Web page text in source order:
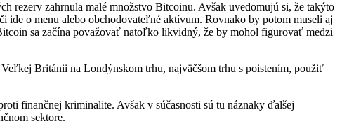
rezerv zahrnula malé množstvo Bitcoinu. Avšak uvedomujú si, že takýto
ide o menu alebo obchodovateľné aktívum. Rovnako by potom museli aj
sa začína považovať natoľko likvidný, že by mohol figurovať medzi
Británii na Londýnskom trhu, najväčšom trhu s poistením, použiť
finančnej kriminalite. Avšak v súčasnosti sú tu náznaky ďalšej
sektore.